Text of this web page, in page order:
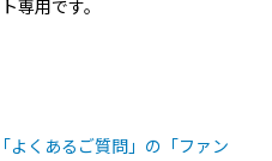
専用です。
よくあるご質問」の「ファン